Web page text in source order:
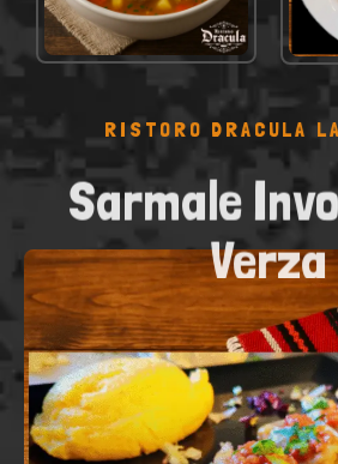
VEDI NEL MENÙ
RISTORO DRACULA
Sarmale
Verza